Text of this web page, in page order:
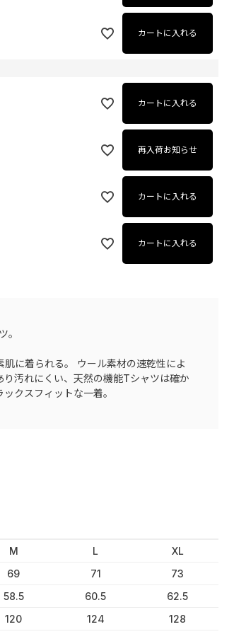
カートに入れる
カートに入れる
再入荷お知らせ
カートに入れる
カートに入れる
。
に着られる。 ウール素材の速乾性によ
汚れにくい、天然の機能Tシャツは確か
クスフィットな一着。
M L
XL
69 71
73
58.5 60.5
62.5
120 124
128